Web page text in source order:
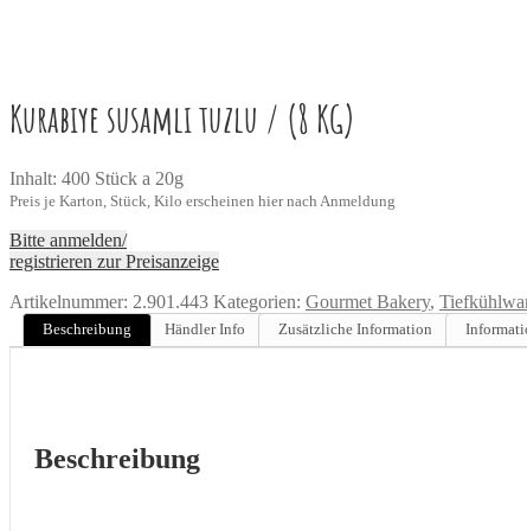
Kurabiye susamlı tuzlu / (8 KG)
Inhalt: 400 Stück a 20g
Preis je Karton, Stück, Kilo erscheinen hier nach Anmeldung
Bitte anmelden/
registrieren zur Preisanzeige
Artikelnummer: 2.901.443 Kategorien: Gourmet Bakery,
Beschreibung Händler Info Zusätzliche Information
Beschreibung